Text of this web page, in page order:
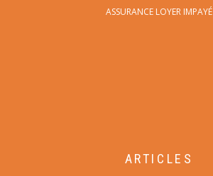
ASSURANCE LOYER IMPAYÉ
ARTICLES